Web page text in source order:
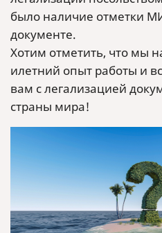
было наличие отметки
документе.
Хотим отметить, что мы
илетний опыт работы и
вам с легализацией
страны мира!